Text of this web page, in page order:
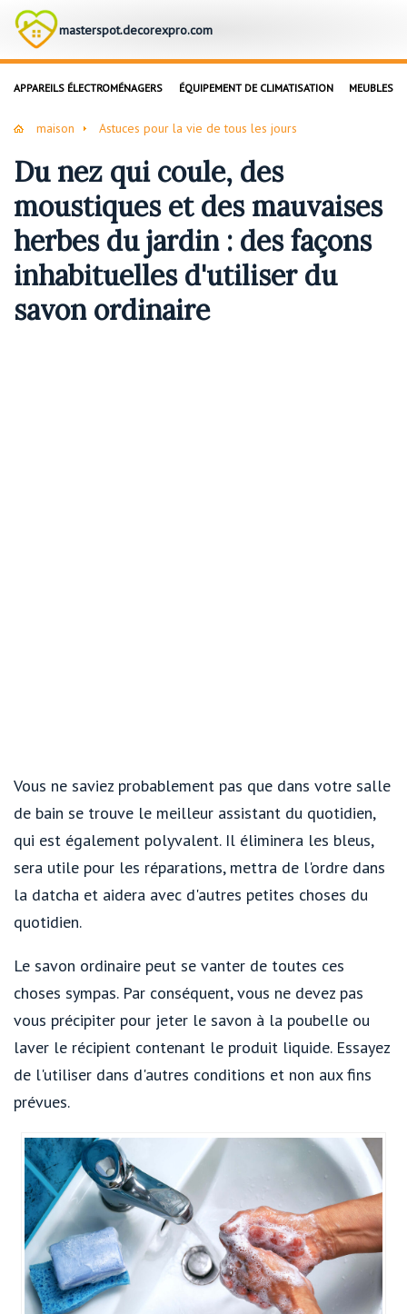
masterspot.decorexpro.com
APPAREILS ÉLECTROMÉNAGERS ÉQUIPEMENT DE CLIMATISATION MEUBLES
maison Astuces pour la vie de tous les jours
Du nez qui coule, des
moustiques et des mauvaises
herbes du jardin : des façons
inhabituelles d'utiliser du
savon ordinaire
Vous ne saviez probablement pas que dans votre salle
de bain se trouve le meilleur assistant du quotidien,
qui est également polyvalent. Il éliminera les bleus,
sera utile pour les réparations, mettra de l'ordre dans
la datcha et aidera avec d'autres petites choses du
quotidien.
Le savon ordinaire peut se vanter de toutes ces
choses sympas. Par conséquent, vous ne devez pas
vous précipiter pour jeter le savon à la poubelle ou
laver le récipient contenant le produit liquide. Essayez
de l'utiliser dans d'autres conditions et non aux fins
prévues.